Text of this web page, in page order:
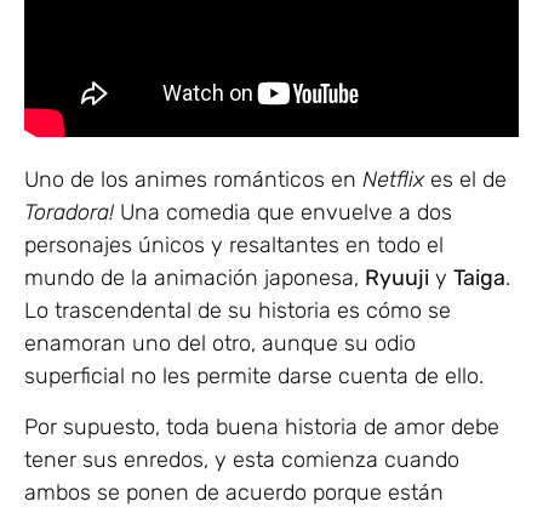
Uno de los animes románticos en Netflixes el de
Toradora! Una comedia que envuelve a dos
personajes únicos y resaltantes en todo el
mundo de la animación japonesa, Ryuuji y Taiga.
Lo trascendental de su historia es cómo se
enamoran uno del otro, aunque su odio
superficial no les permite darse cuenta de ello.
Por supuesto, toda buena historia de amor debe
tener sus enredos, y esta comienza cuando
ambos se ponen de acuerdo porque están